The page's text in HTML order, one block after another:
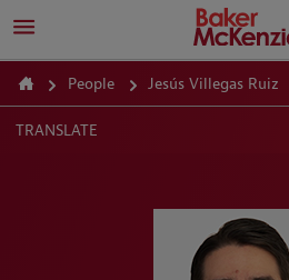
People Jesús Villegas Ruiz
TRANSLATE